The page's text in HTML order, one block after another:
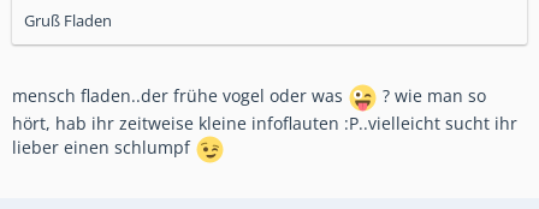
Gruß Fladen
mensch fladen..der frühe vogel oder was
? wie man so
hört, hab ihr zeitweise kleine infoflauten :P..vielleicht sucht ihr
lieber einen schlumpf